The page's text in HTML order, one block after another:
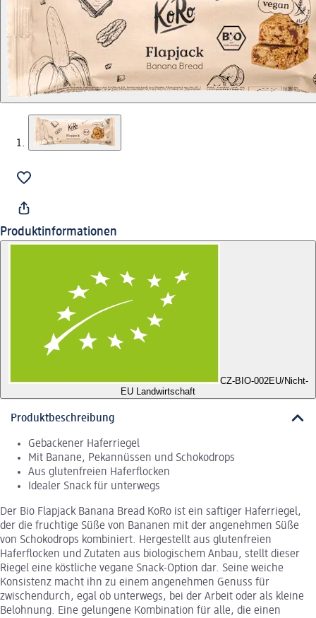
Produktinformationen
CZ-BIO-002EU/Nicht-
EU Landwirtschaft
Produktbeschreibung
Gebackener Haferriegel
Mit Banane, Pekannüssen und Schokodrops
Aus glutenfreien Haferflocken
Idealer Snack für unterwegs
Der Bio Flapjack Banana Bread KoRo ist ein saftiger Haferriegel,
der die fruchtige Süße von Bananen mit der angenehmen Süße
von Schokodrops kombiniert. Hergestellt aus glutenfreien
Haferflocken und Zutaten aus biologischem Anbau, stellt dieser
Riegel eine köstliche vegane Snack-Option dar. Seine weiche
Konsistenz macht ihn zu einem angenehmen Genuss für
zwischendurch, egal ob unterwegs, bei der Arbeit oder als kleine
Belohnung. Eine gelungene Kombination für alle, die einen